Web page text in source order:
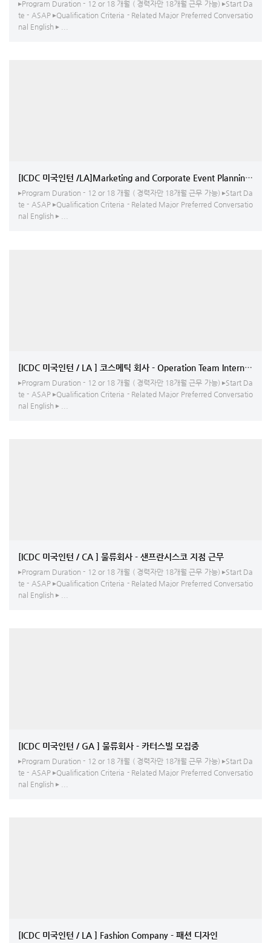
▸Program Duration - 12 or 18 개월 ( 경력자만 18개월 근무 가능) ▸Start Da
te - ASAP ▸Qualification Criteria - Related Major Preferred Conversatio
nal English ▸ ...
[ICDC 미국인턴 /
▸Program Duration - 12 or 18 개월 ( 경력자만 18개월 근무 가능) ▸Start Da
te - ASAP ▸Qualification Criteria - Related Major Preferred Conversatio
nal English ▸ ...
[ICDC 미국인턴 / LA ] 코스메틱 회사 - Operation Team Intern/
▸Program Duration - 12 or 18 개월 ( 경력자만 18개월 근무 가능) ▸Start Da
te - ASAP ▸Qualification Criteria - Related Major Preferred Conversatio
nal English ▸ ...
[ICDC 미국인턴 / CA ] 물류회사 - 샌프란시스코 지점 근무
▸Program Duration - 12 or 18 개월 ( 경력자만 18개월 근무 가능) ▸Start Da
te - ASAP ▸Qualification Criteria - Related Major Preferred Conversatio
nal English ▸ ...
[ICDC 미국인턴 / GA ] 물류회사 - 카터스빌 모집중
▸Program Duration - 12 or 18 개월 ( 경력자만 18개월 근무 가능) ▸Start Da
te - ASAP ▸Qualification Criteria - Related Major Preferred Conversatio
nal English ▸ ...
[ICDC 미국인턴 / LA ] Fashion Company - 패션 디자인